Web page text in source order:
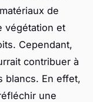
de
végétation et
Cependant,
contribuer à
blancs. En effet,
une